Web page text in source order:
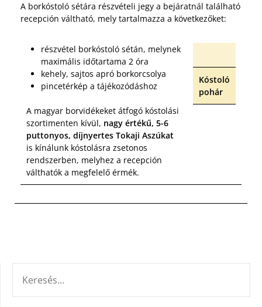
A borkóstoló sétára részvételi jegy a bejáratnál található
recepción váltható, mely tartalmazza a következőket:
részvétel borkóstoló sétán, melynek
maximális időtartama 2 óra
kehely, sajtos apró borkorcsolya
pincetérkép a tájékozódáshoz
A magyar borvidékeket átfogó kóstolási
szortimenten kívül, nagy értékű, 5-6
puttonyos, díjnyertes Tokaji Aszúkat
is kínálunk kóstolásra zsetonos
rendszerben, melyhez a recepción
válthatók a megfelelő érmék.
Kóstoló
pohár